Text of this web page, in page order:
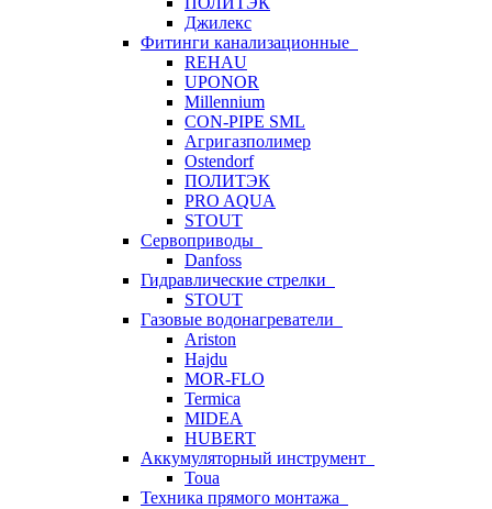
Джилекс
Фитинги канализационные
REHAU
UPONOR
Millennium
CON-PIPE SML
Агригазполимер
Ostendorf
ПОЛИТЭК
PRO AQUA
STOUT
Сервоприводы
Danfoss
Гидравлические стрелки
STOUT
Газовые водонагреватели
Ariston
Hajdu
MOR-FLO
Termica
MIDEA
HUBERT
Аккумуляторный инструмент
Toua
Техника прямого монтажа